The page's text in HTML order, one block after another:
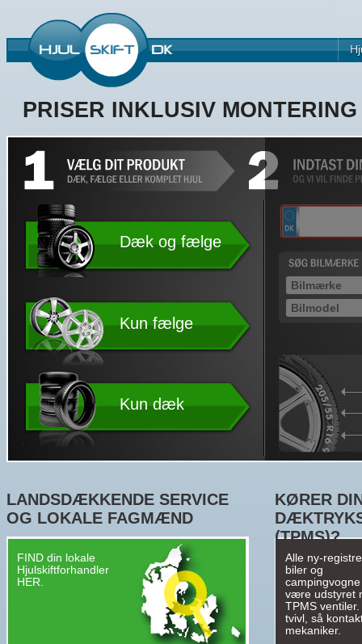
PRISER INKLUSIV
Dæk og fælge
Kun fælge
Kun dæk
LANDSDÆKKENDE SERVICE
OG LOKALE FAGMÆND
FIND din lokale
Hjulskiftforhandler
HER.
KØRER
(TPMS)?
Alle ny-
biler og
campingvogne
være udstyret
TPMS
tvivl, så
mekaniker.